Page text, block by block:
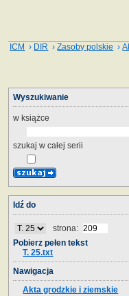
ICM › DIR ›Zasoby polskie ›
Wyszukiwanie
w książce
szukaj w całej serii
Idź do
strona:
Pobierz pełen tekst
T. 25.txt
Nawigacja
Akta grodzkie i ziemskie